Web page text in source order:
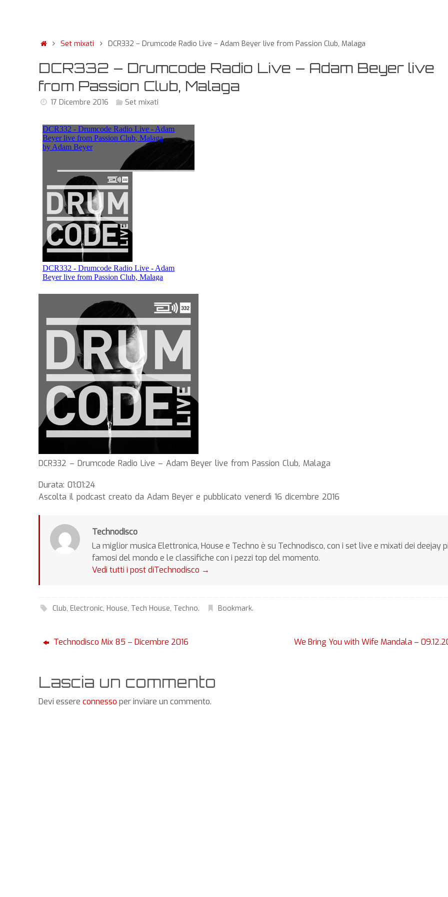
Set mixati DCR332 – Drumcode Radio Live – Adam Beyer live from Passion Club, Malaga
DCR332 – Drumcode Radio Live – Adam Beyer live
from Passion Club, Malaga
17 Dicembre 2016 Set mixati
DCR332 – Drumcode Radio Live – Adam Beyer live from Passion Club, Malaga
Durata: 01:01:24
Ascolta il podcast creato da Adam Beyer e pubblicato venerdì 16 dicembre 2016
Technodisco
La miglior musica Elettronica, House e Techno è su Technodisco, con i set live e mixati dei deejay
famosi del mondo e le classifiche con i pezzi top del momento.
Vedi tutti i post diTechnodisco →
Club,Electronic,House, Tech House, Techno. Bookmark.
Technodisco Mix 85 – Dicembre 2016 We Bring You with Wife Mandala –
Lascia un commento
Devi essere connesso per inviare un commento.